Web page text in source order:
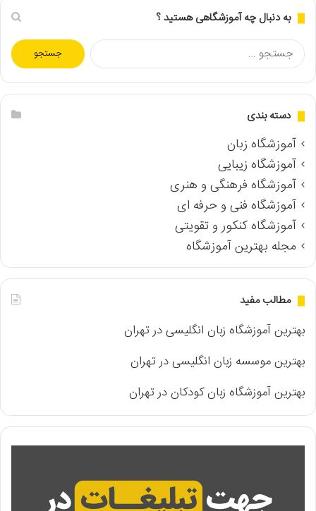
به دنبال چه آموزشگاهی هستید ؟
جستجو
برای:
دسته بندی
آموزشگاه زبان
آموزشگاه زیبایی
آموزشگاه فرهنگی و هنری
آموزشگاه فنی و حرفه ای
آموزشگاه کنکور و تقویتی
مجله بهترین آموزشگاه
مطالب مفید
بهترین آموزشگاه زبان انگلیسی در تهران
بهترین موسسه زبان انگلیسی در تهران
بهترین آموزشگاه زبان کودکان در تهران